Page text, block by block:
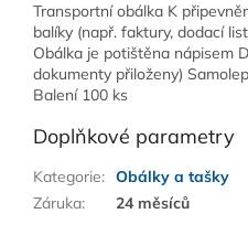
Transportní obálka K
balíky (např. faktury, dodací
Obálka je potištěna nápisem
dokumenty přiloženy)
Balení 100 ks
Doplňkové parametry
Kategorie: Obálky a tašky
Záruka: 24 měsíců